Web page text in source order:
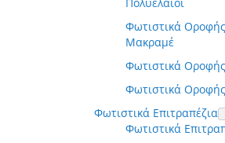
Φωτιστικά
Μακραμέ
Φωτιστικά
Φωτιστικά
Φωτιστικά Επιτραπέζια
Φωτιστικά